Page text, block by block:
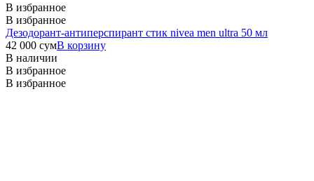
В избранное
В избранное
Дезодорант-антиперспирант стик nivea men ultra 50 мл
42 000 сумВ корзину
В наличии
В избранное
В избранное